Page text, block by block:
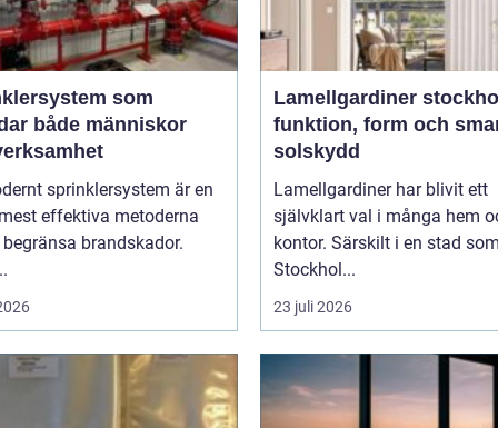
som
både människor
sprinklersystem är en
effektiva metoderna
brandskador.
Lamellgardiner
funktion, form och
solskydd
Lamellgardiner har blivit ett
självklart val i många hem
kontor. Särskilt i en stad
Stockhol...
23 juli 2026